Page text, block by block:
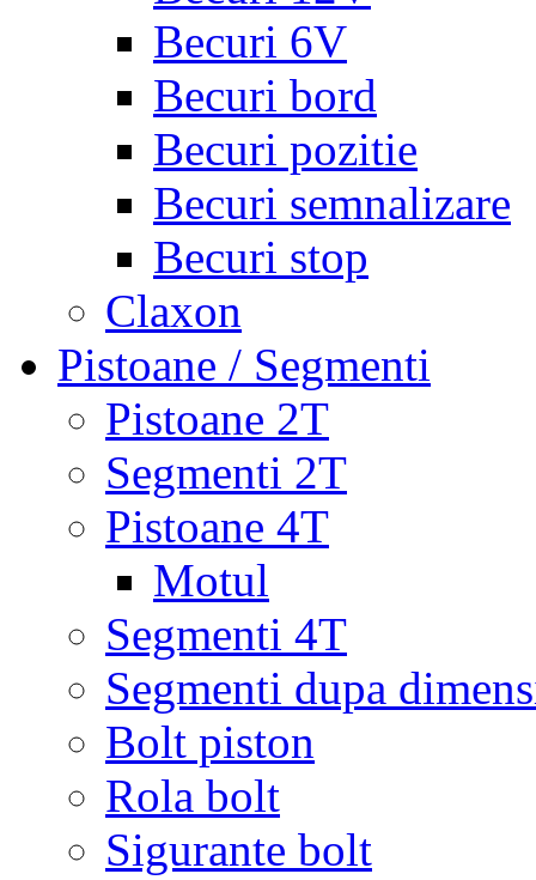
Becuri 6V
Becuri bord
Becuri pozitie
Becuri semnalizare
Becuri stop
Claxon
Pistoane / Segmenti
Pistoane 2T
Segmenti 2T
Pistoane 4T
Motul
Segmenti 4T
Segmenti dupa
Bolt piston
Rola bolt
Sigurante bolt